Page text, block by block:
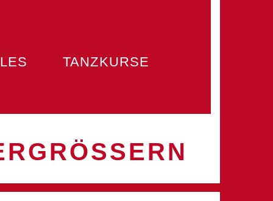
TANZKURSE